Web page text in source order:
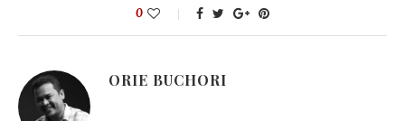
0
ORIE BUCHORI